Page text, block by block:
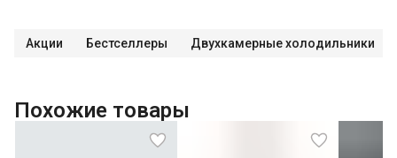
Акции Бестселлеры Двухкамерные холодильники
Похожие товары